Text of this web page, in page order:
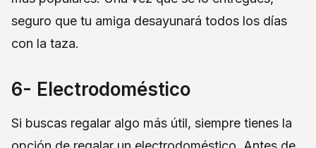
seguro que tu amiga desayunará todos los días
con la taza.
6- Electrodoméstico
Si buscas regalar algo más útil, siempre tienes la